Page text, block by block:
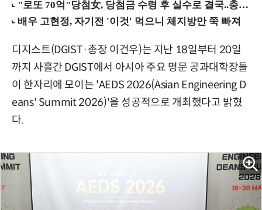
디지스트(DGIST·총장 이건우)는 지난 18일부터 20일
까지 사흘간 DGIST에서 아시아 주요 명문 공과대학장들
이 한자리에 모이는 'AEDS 2026(Asian Engineering D
eans' Summit 2026)'을 성공적으로 개최했다고 밝혔
다.